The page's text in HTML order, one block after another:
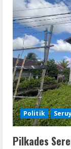
Politik
Pilkades